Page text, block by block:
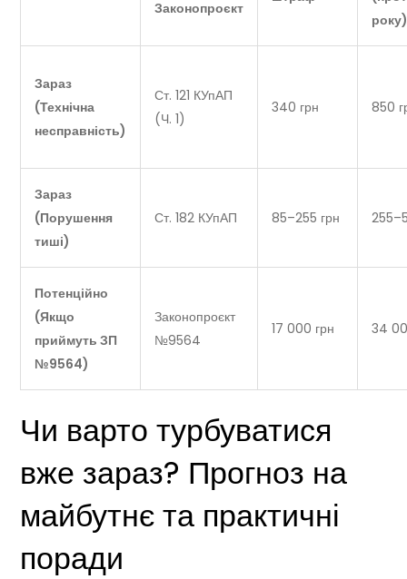
Законопроєкт
Зараз
(Технічна
несправність)
Ст. 121 КУпАП
(Ч. 1)
340 грн 850
Зараз
(Порушення
тиші)
Ст. 182 КУпАП 85–255 грн
Потенційно
(Якщо
приймуть ЗП
№9564)
Законопроєкт
№9564
17 000 грн 34
Чи варто турбуватися
вже зараз? Прогноз на
майбутнє та практичні
поради